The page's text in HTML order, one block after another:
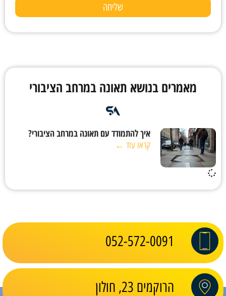
שליחה
מאמרים בנושא תאונה במרחב הציבורי
איך להתמודד עם תאונה במרחב הציבורי?
קראו עוד ←
052-572-0091
הרוקמים 23, חולון